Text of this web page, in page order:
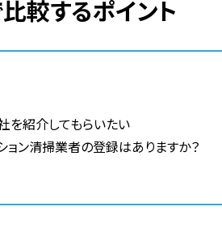
較するポイント
を紹介してもらいたい
ョン清掃業者の登録はありますか？